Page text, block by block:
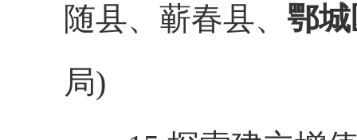
随县、蕲春县、 鄂
局)